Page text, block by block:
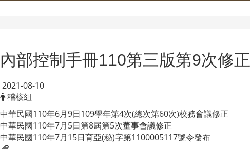
內部控制手冊110第三版第9次修正
2021-08-10
稽核組
中華民國110年6月9日109學年第4次(總次第60次)校務會議修正
中華民國110年7月5日第8屆第5次董事會議修正
中華民國110年7月15日育亞(秘)字第1100005117號令發布